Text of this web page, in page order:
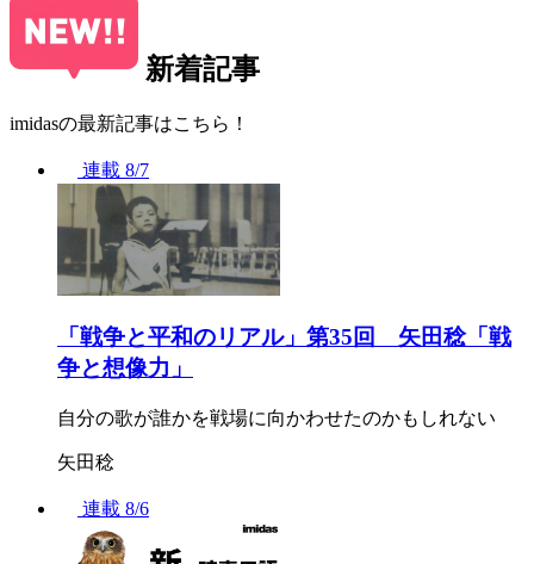
新着記事
imidasの最新記事はこちら！
連載 8/7
「戦争と平和のリアル」第35回 矢田稔「戦
争と想像力」
自分の歌が誰かを戦場に向かわせたのかもしれない
矢田稔
連載 8/6